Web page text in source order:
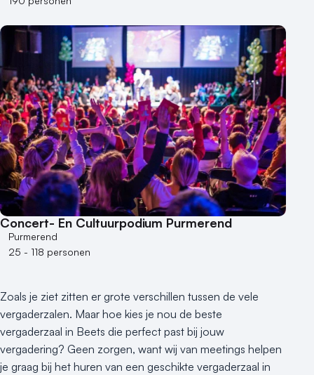
Concert- En Cultuurpodium Purmerend
Purmerend
25 - 118 personen
Zoals je ziet zitten er grote verschillen tussen de vele
vergaderzalen. Maar hoe kies je nou de beste
vergaderzaal in Beets die perfect past bij jouw
vergadering? Geen zorgen, want wij van meetings helpen
je graag bij het huren van een geschikte vergaderzaal in